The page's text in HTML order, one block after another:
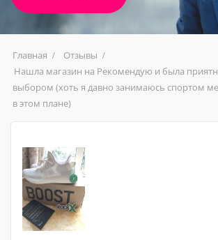
Главная
Отзывы
Нашла магазин на Рекомендую и была
выбором (хоть я давно занимаюсь спортом
в этом плане)